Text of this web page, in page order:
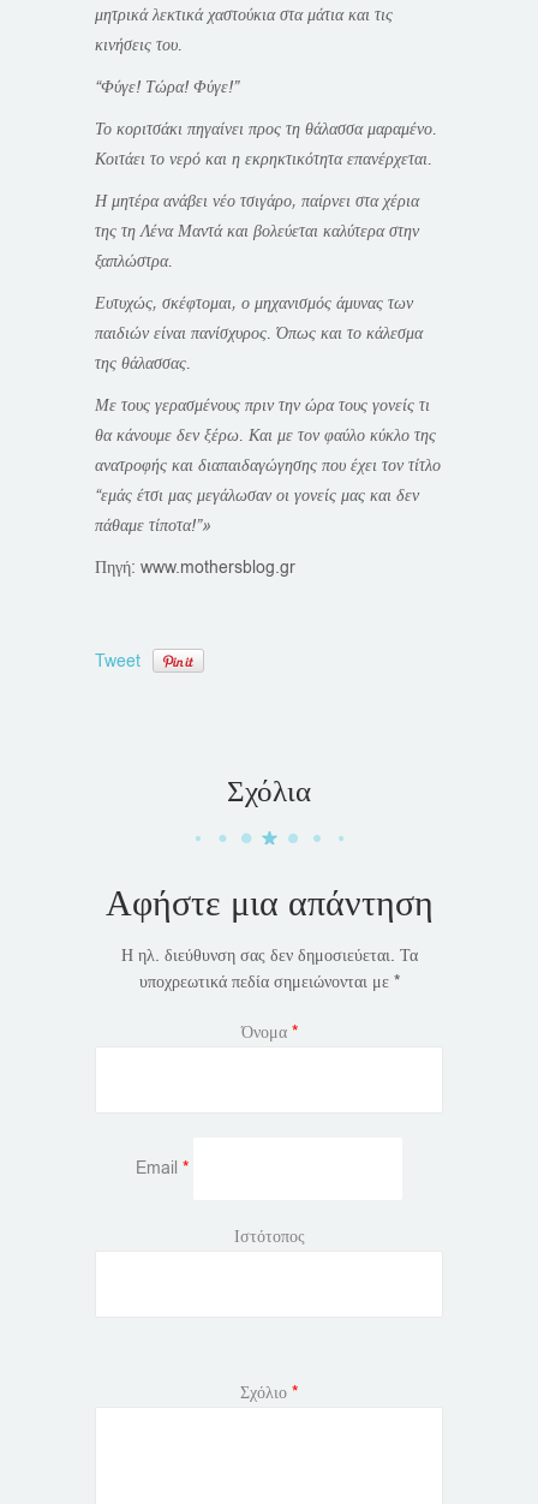
μητρικά λεκτικά χαστούκια στα μάτια και τις
κινήσεις του.
“Φύγε! Τώρα! Φύγε!”
Το κοριτσάκι πηγαίνει προς τη θάλασσα μαραμένο.
Κοιτάει το νερό και η εκρηκτικότητα επανέρχεται.
Η μητέρα ανάβει νέο τσιγάρο, παίρνει στα χέρια
της τη Λένα Μαντά και βολεύεται καλύτερα στην
ξαπλώστρα.
Ευτυχώς, σκέφτομαι, ο μηχανισμός άμυνας των
παιδιών είναι πανίσχυρος. Όπως και το κάλεσμα
της θάλασσας.
Με τους γερασμένους πριν την ώρα τους γονείς τι
θα κάνουμε δεν ξέρω. Και με τον φαύλο κύκλο της
ανατροφής και διαπαιδαγώγησης που έχει τον τίτλο
“εμάς έτσι μας μεγάλωσαν οι γονείς μας και δεν
πάθαμε τίποτα!”»
Πηγή: www.mothersblog.gr
Tweet
Σχόλια
Αφήστε μια απάντηση
Η ηλ. διεύθυνση σας δεν δημοσιεύεται. Τα
υποχρεωτικά πεδία σημειώνονται με *
Όνομα *
Email *
Ιστότοπος
Σχόλιο *